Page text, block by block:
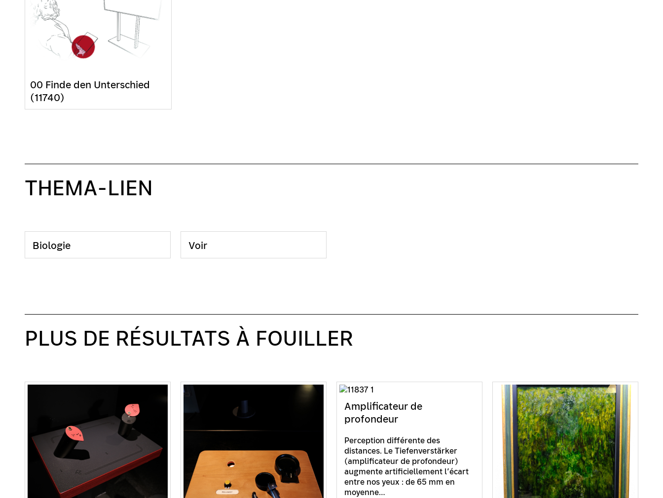
00 Finde den Unterschied
(11740)
THEMA-LIEN
Biologie Voir
PLUS DE RÉSULTATS À FOUILLER
Amplificateur de
profondeur
Perception différente des
distances. Le Tiefenverstärker
(amplificateur de profondeur)
augmente artificiellement l’écart
entre nos yeux : de 65 mm en
moyenne…